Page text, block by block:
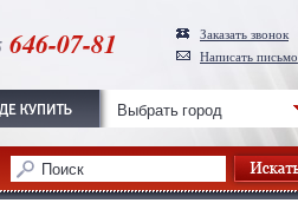
646-07-81
Заказать звонок
Написать письмо
Выбрать город